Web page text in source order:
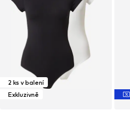
2 ks v balení
Exkluzivně